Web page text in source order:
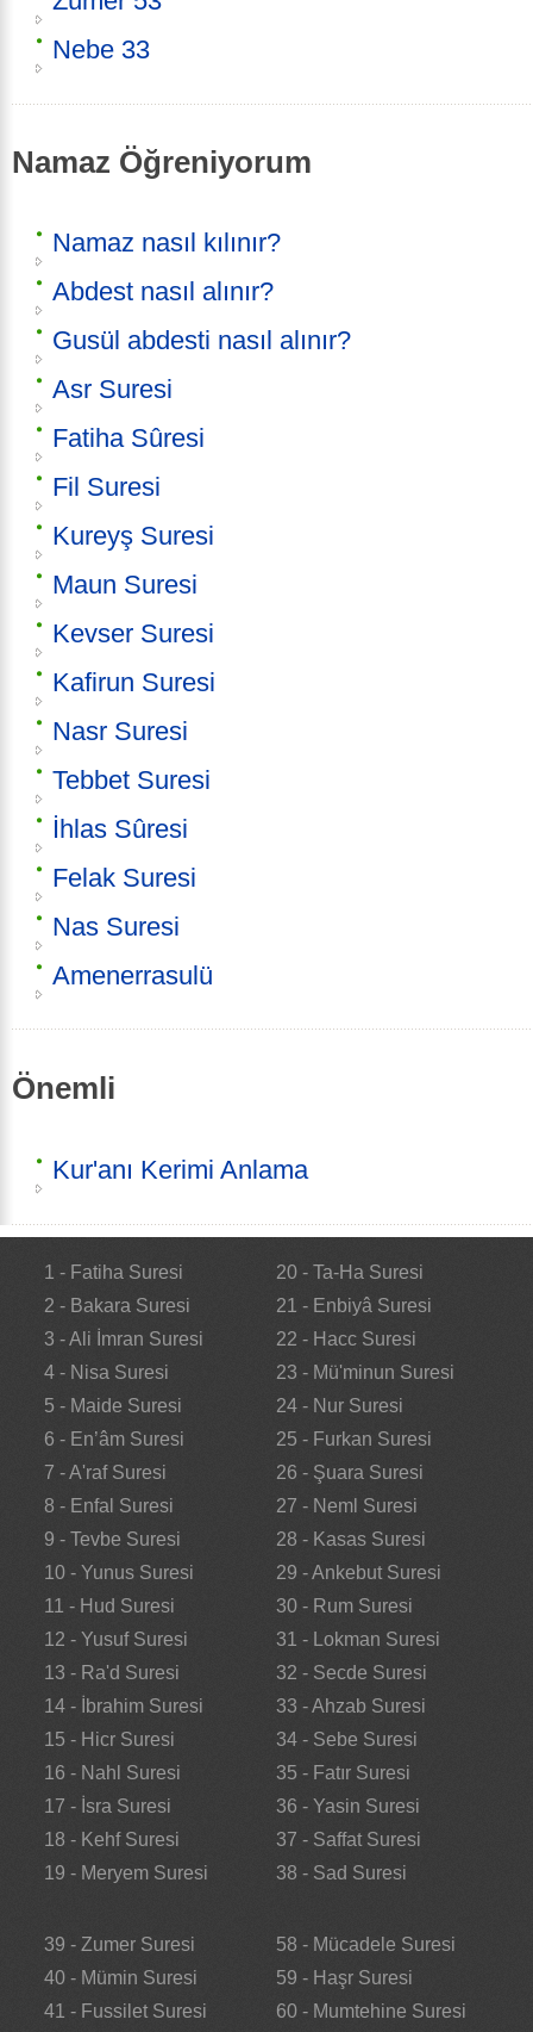
Nebe 33
Namaz Öğreniyorum
Namaz nasıl kılınır?
Abdest nasıl alınır?
Gusül abdesti nasıl alınır?
Asr Suresi
Fatiha Sûresi
Fil Suresi
Kureyş Suresi
Maun Suresi
Kevser Suresi
Kafirun Suresi
Nasr Suresi
Tebbet Suresi
İhlas Sûresi
Felak Suresi
Nas Suresi
Amenerrasulü
Önemli
Kur'anı Kerimi Anlama
1 - Fatiha Suresi
2 - Bakara Suresi
3 - Ali İmran Suresi
4 - Nisa Suresi
5 - Maide Suresi
6 - En’âm Suresi
7 - A'raf Suresi
8 - Enfal Suresi
9 - Tevbe Suresi
10 - Yunus Suresi
11 - Hud Suresi
12 - Yusuf Suresi
13 - Ra'd Suresi
14 - İbrahim Suresi
15 - Hicr Suresi
16 - Nahl Suresi
17 - İsra Suresi
18 - Kehf Suresi
19 - Meryem Suresi
20 - Ta-Ha Suresi
21 - Enbiyâ Suresi
22 - Hacc Suresi
23 - Mü'minun Suresi
24 - Nur Suresi
25 - Furkan Suresi
26 - Şuara Suresi
27 - Neml Suresi
28 - Kasas Suresi
29 - Ankebut Suresi
30 - Rum Suresi
31 - Lokman Suresi
32 - Secde Suresi
33 - Ahzab Suresi
34 - Sebe Suresi
35 - Fatır Suresi
36 - Yasin Suresi
37 - Saffat Suresi
38 - Sad Suresi
39 - Zumer Suresi
40 - Mümin Suresi
41 - Fussilet Suresi
58 - Mücadele Suresi
59 - Haşr Suresi
60 - Mumtehine Suresi